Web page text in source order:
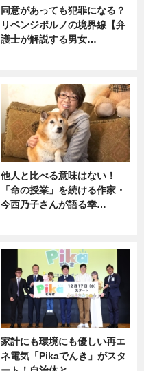
同意があっても犯罪になる？
リベンジポルノの境界線【弁
護士が解説する男女…
他人と比べる意味はない！
「命の授業」を続ける作家・
今西乃子さんが語る幸…
家計にも環境にも優しい再エ
ネ電気「Pikaでんき」がスタ